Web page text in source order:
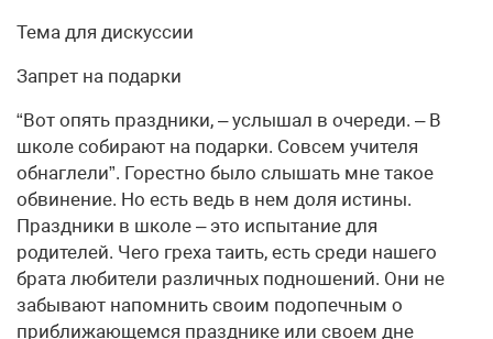
Тема для дискуссии
Запрет на подарки
“Вот опять праздники, – услышал в очереди. – В
школе собирают на подарки. Совсем учителя
обнаглели”. Горестно было слышать мне такое
обвинение. Но есть ведь в нем доля истины.
Праздники в школе – это испытание для
родителей. Чего греха таить, есть среди нашего
брата любители различных подношений. Они не
забывают напомнить своим подопечным о
приближающемся празднике или своем дне